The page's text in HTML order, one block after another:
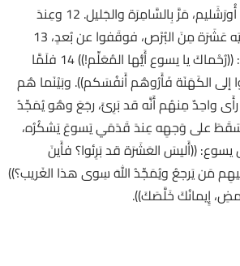
11 وبَينَما هو سائِرٌ إلى أُورَشَليم، مَرَّ بِالسَّامِرَة والجَليل. 12 وعِندَ
دُخولِه بَعضَ القُرى، لَقِيَه عَشَرَة مِنَ البُرْص، فوقَفوا عن بُعدٍ، 13
ورَفعوا أًصواتَهم قالوا: ((رُحْماكَ يا يسوع أَيُّها المُعَلِّم!)) 14 فلَمَّا
إلى الكَهَنَة فَأَرُوهُم أَنفُسَكم)). وبَيْنَما هُم
15 فلمَّا رأَى واحِدٌ مِنهُم أَنَّه قد بَرِئَ، رجَعَ وهُو يُمَجِّدُ
بِأَعلَى صَوتِه، 16 وسَقَطَ على وَجهِه عِندَ قَدَمَي يَسوعَ يَشكُرُه،
17 فقالَ يسوع: ((أَليسَ العَشَرَة قد بَرِئوا؟ فأَينَ
كانَ فيهِم مَن يَرجعُ ويُمَجِّدُ اللهَ سِوى هذا الغَريب؟))